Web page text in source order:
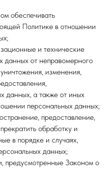
обеспечивать
Политике в отношении
и технические
данных от неправомерного
изменения,
данных, а также от иных
персональных данных;
предоставление,
обработку и
в порядке и случаях,
данных;
предусмотренные Законом о